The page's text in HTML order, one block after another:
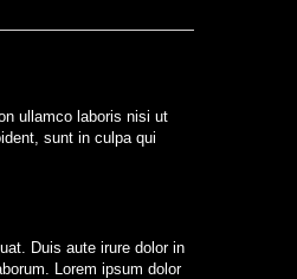
ullamco laboris nisi ut
sunt in culpa qui
Duis aute irure dolor in
Lorem ipsum dolor